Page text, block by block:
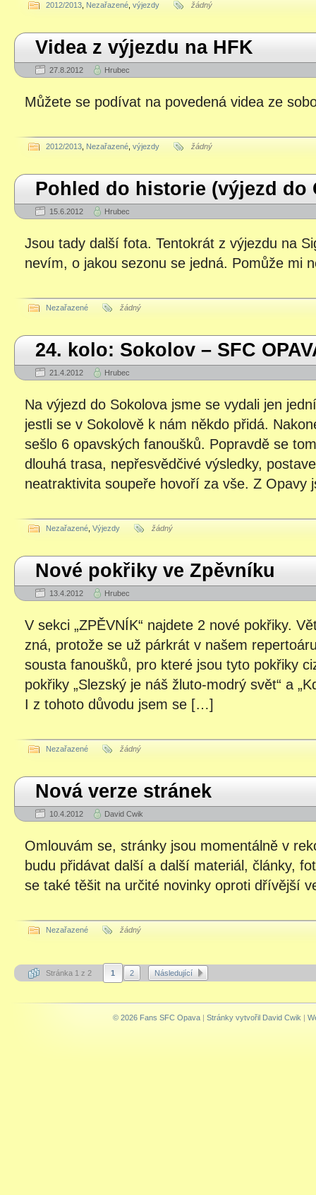
2012/2013 Nezařazené výjezdy žádný
Videa z výjezdu na HFK
27.8.2012 Hrubec
Můžete se podívat na povedená videa ze
2012/2013 Nezařazené výjezdy žádný
Pohled do historie (výjezd do
15.6.2012 Hrubec
Jsou tady další fota. Tentokrát z výjezdu na
nevím, o jakou sezonu se jedná. Pomůže mi
Nezařazené žádný
24. kolo: Sokolov – SFC
21.4.2012 Hrubec
Na výjezd do Sokolova jsme se vydali jen
jestli se v Sokolově k nám někdo přidá.
sešlo 6 opavských fanoušků. Popravdě se
dlouhá trasa, nepřesvědčivé výsledky,
neatraktivita soupeře hovoří za vše. Z
Nezařazené Výjezdy žádný
Nové pokřiky ve Zpěvníku
13.4.2012 Hrubec
V sekci „ZPĚVNÍK“ najdete 2 nové pokřiky.
zná, protože se už párkrát v našem
sousta fanoušků, pro které jsou tyto pokřiky
pokřiky „Slezský je náš žluto-modrý svět“ a
I z tohoto důvodu jsem se […]
Nezařazené žádný
Nová verze stránek
10.4.2012 David Cwik
Omlouvám se, stránky jsou momentálně v
budu přidávat další a další materiál, články,
se také těšit na určité novinky oproti dřívější
Nezařazené žádný
Stránka 1 z 2 1 2 Následující
© 2026 Fans SFC Opava | Stránky vytvořil David Cwik |